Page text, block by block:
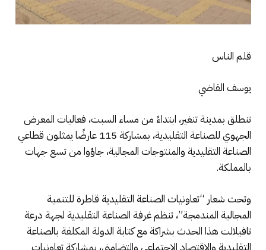
قلم الناس
يوسف القاضي
تنطلق بمدينة تنغير، ابتداءً من مساء السبت، فعاليات المعرض
الجهوي للصناعة التقليدية، بمشاركة 115 عارضًا يمثلون قطاعي
الصناعة التقليدية والمنتوجات المجالية، جاؤوا من تسع جهات
بالمملكة.
وتحت شعار “تعاونيات الصناعة التقليدية قاطرة للتنمية
المجالية المندمجة”، تنظم غرفة الصناعة التقليدية لجهة درعة
تافيلالت هذا الحدث بشراكة مع كتابة الدولة المكلفة بالصناعة